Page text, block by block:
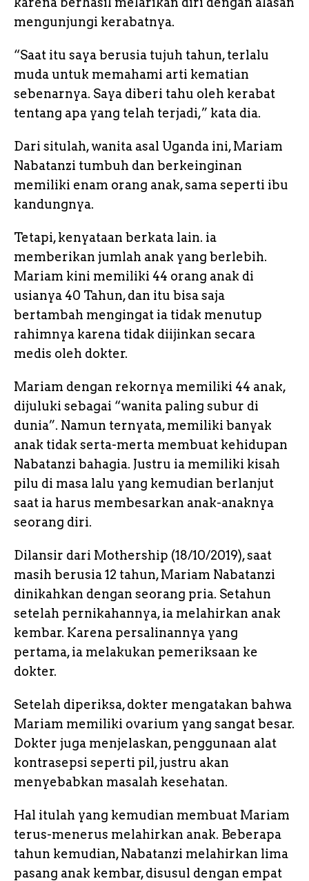
mengunjungi kerabatnya.
“Saat itu saya berusia tujuh tahun, terlalu
muda untuk memahami arti kematian
sebenarnya. Saya diberi tahu oleh kerabat
tentang apa yang telah terjadi,” kata dia.
Dari situlah, wanita asal Uganda ini, Mariam
Nabatanzi tumbuh dan berkeinginan
memiliki enam orang anak, sama seperti ibu
kandungnya.
Tetapi, kenyataan berkata lain. ia
memberikan jumlah anak yang berlebih.
Mariam kini memiliki 44 orang anak di
usianya 40 Tahun, dan itu bisa saja
bertambah mengingat ia tidak menutup
rahimnya karena tidak diijinkan secara
medis oleh dokter.
Mariam dengan rekornya memiliki 44 anak,
dijuluki sebagai “wanita paling subur di
dunia”. Namun ternyata, memiliki banyak
anak tidak serta-merta membuat kehidupan
Nabatanzi bahagia. Justru ia memiliki kisah
pilu di masa lalu yang kemudian berlanjut
saat ia harus membesarkan anak-anaknya
seorang diri.
Dilansir dari Mothership (18/10/2019), saat
masih berusia 12 tahun, Mariam Nabatanzi
dinikahkan dengan seorang pria. Setahun
setelah pernikahannya, ia melahirkan anak
kembar. Karena persalinannya yang
pertama, ia melakukan pemeriksaan ke
dokter.
Setelah diperiksa, dokter mengatakan bahwa
Mariam memiliki ovarium yang sangat besar.
Dokter juga menjelaskan, penggunaan alat
kontrasepsi seperti pil, justru akan
menyebabkan masalah kesehatan.
Hal itulah yang kemudian membuat Mariam
terus-menerus melahirkan anak. Beberapa
tahun kemudian, Nabatanzi melahirkan lima
pasang anak kembar, disusul dengan empat